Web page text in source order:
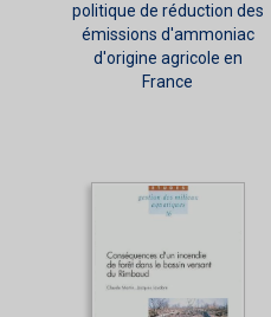
politique de réduction des
émissions d'ammoniac
d'origine agricole en
France